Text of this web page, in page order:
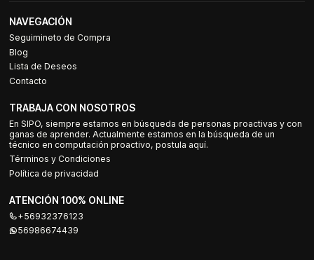
NAVEGACIÓN
Seguimineto de Compra
Blog
Lista de Deseos
Contacto
TRABAJA CON NOSOTROS
En SIPO, siempre estamos en búsqueda de personas proactivas y con
ganas de aprender. Actualmente estamos en la búsqueda de un
técnico en computación proactivo, postula aquí.
Términos y Condiciones
Política de privacidad
ATENCIÓN 100% ONLINE
+56932376123
56986674439